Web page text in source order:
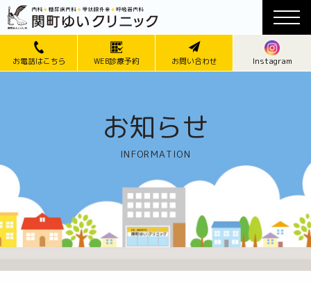
お電話はこちら WEB診療予約 お問い合わせ Instagram
お知らせ
INFORMATION